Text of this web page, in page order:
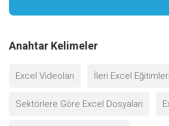
Anahtar Kelimeler
Excel Videoları İleri Excel Eğitimleri
Sektörlere Göre Excel Dosyaları